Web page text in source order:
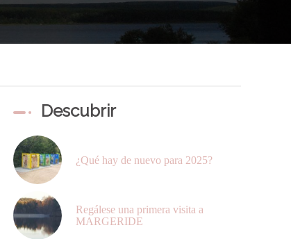
Descubrir
¿Qué hay de nuevo para 2025?
Regálese una primera visita a
MARGERIDE